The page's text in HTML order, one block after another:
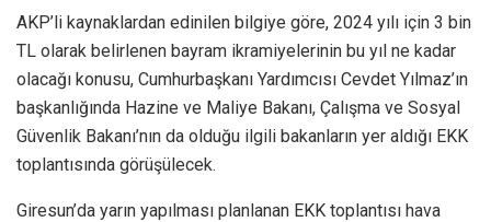
AKP’li kaynaklardan edinilen bilgiye göre, 2024 yılı için 3 bin
TL olarak belirlenen bayram ikramiyelerinin bu yıl ne kadar
olacağı konusu, Cumhurbaşkanı Yardımcısı Cevdet Yılmaz’ın
başkanlığında Hazine ve Maliye Bakanı, Çalışma ve Sosyal
Güvenlik Bakanı’nın da olduğu ilgili bakanların yer aldığı EKK
toplantısında görüşülecek.
Giresun’da yarın yapılması planlanan EKK toplantısı hava